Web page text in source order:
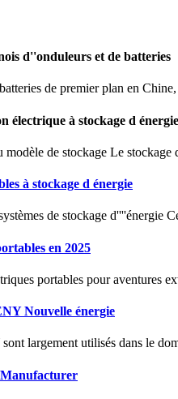
d''onduleurs et de batteries
de premier plan en
électrique à stockage d énergie
de stockage Le
à stockage d énergie
de stockage d''''énergie
en 2025
portables pour aventures
Nouvelle énergie
largement utilisés dans le